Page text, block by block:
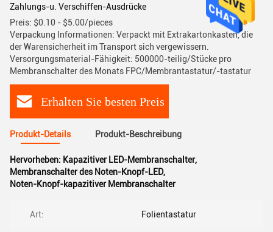
Zahlungs-u. Verschiffen-Ausdrücke
Preis: $0.10 - $5.00/pieces
Verpackung Informationen: Verpackt mit Extrakartonkasten, die
der Warensicherheit im Transport sich vergewissern.
Versorgungsmaterial-Fähigkeit: 500000-teilig/Stücke pro
Membranschalter des Monats FPC/Membrantastatur/-tastatur
Erhalten Sie besten Preis
Produkt-Details Produkt-Beschreibung
Hervorheben: Kapazitiver LED-Membranschalter,
Membranschalter des Noten-Knopf-LED,
Noten-Knopf-kapazitiver Membranschalter
Art: Folientastatur